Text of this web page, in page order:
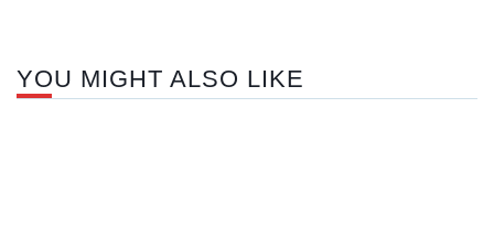
YOU MIGHT ALSO LIKE